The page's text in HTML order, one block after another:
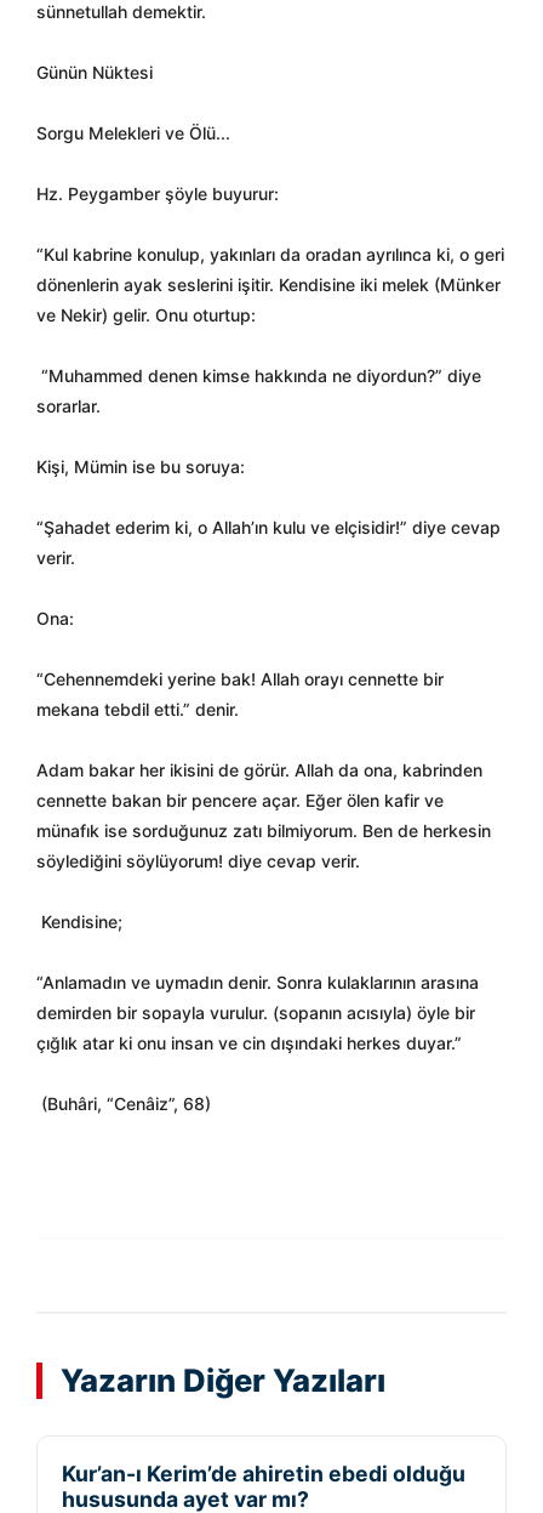
sünnetullah demektir.
Günün Nüktesi
Sorgu Melekleri ve Ölü...
Hz. Peygamber şöyle buyurur:
“Kul kabrine konulup, yakınları da oradan ayrılınca ki, o geri
dönenlerin ayak seslerini işitir. Kendisine iki melek (Münker
ve Nekir) gelir. Onu oturtup:
“Muhammed denen kimse hakkında ne diyordun?” diye
sorarlar.
Kişi, Mümin ise bu soruya:
“Şahadet ederim ki, o Allah’ın kulu ve elçisidir!” diye cevap
verir.
Ona:
“Cehennemdeki yerine bak! Allah orayı cennette bir
mekana tebdil etti.” denir.
Adam bakar her ikisini de görür. Allah da ona, kabrinden
cennette bakan bir pencere açar. Eğer ölen kafir ve
münafık ise sorduğunuz zatı bilmiyorum. Ben de herkesin
söylediğini söylüyorum! diye cevap verir.
Kendisine;
“Anlamadın ve uymadın denir. Sonra kulaklarının arasına
demirden bir sopayla vurulur. (sopanın acısıyla) öyle bir
çığlık atar ki onu insan ve cin dışındaki herkes duyar.”
(Buhâri, “Cenâiz”, 68)
Yazarın Diğer Yazıları
Kur’an-ı Kerim’de ahiretin ebedi olduğu
hususunda ayet var mı?